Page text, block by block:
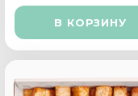
В КОРЗИНУ